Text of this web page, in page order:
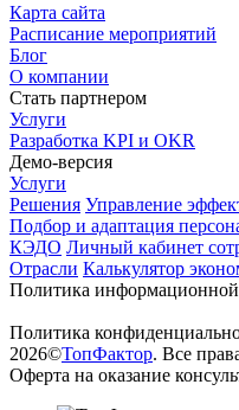
Карта сайта
Расписание мероприятий
Блог
О компании
Стать партнером
Услуги
Разработка KPI и OKR
Демо-версия
Услуги
Решения Управление
Подбор и адаптация
КЭДО Личный кабинет
Отрасли Калькулятор
Политика информационной
Политика
2026©ТопФактор. Все
Оферта на оказание